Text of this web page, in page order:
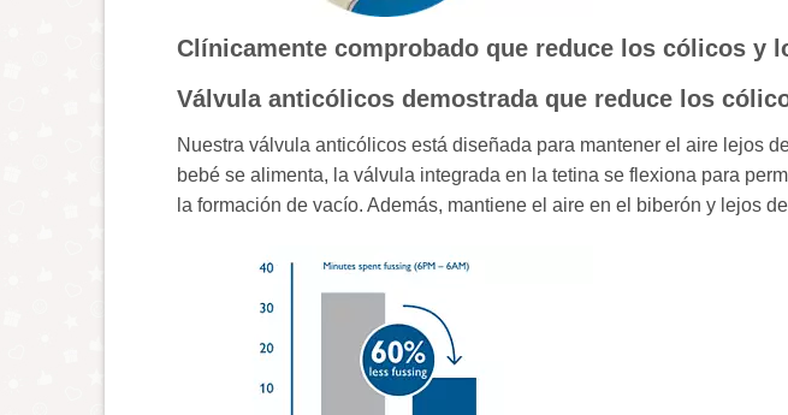
Clínicamente comprobado que reduce los cólicos y
Válvula anticólicos demostrada que reduce los
Nuestra válvula anticólicos está diseñada para mantener el aire lejos
bebé se alimenta, la válvula integrada en la tetina se flexiona para
la formación de vacío. Además, mantiene el aire en el biberón y lejos